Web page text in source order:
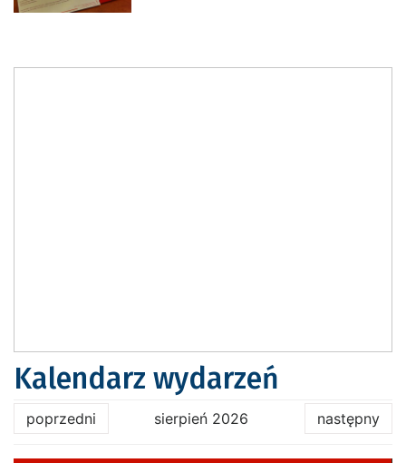
Kalendarz wydarzeń
poprzedni sierpień 2026 następny